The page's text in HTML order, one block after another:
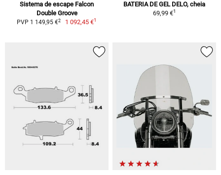
Sistema de escape Falcon
Double Groove
PVP 1 149,95 €2 1 092,45 €1
BATERIA DE GEL DELO, cheia
69,99 €1